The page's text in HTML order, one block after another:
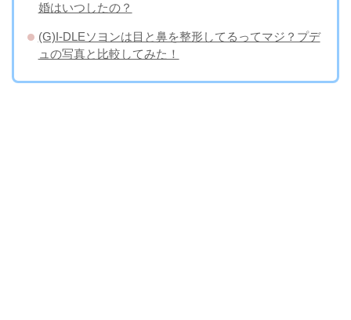
婚はいつしたの？
(G)I-DLEソヨンは目と鼻を整形してるってマジ？プデ
ュの写真と比較してみた！